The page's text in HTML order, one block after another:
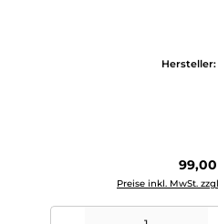
Hersteller:
Preise inkl. MwSt.
Produkt Anzahl: Gib den